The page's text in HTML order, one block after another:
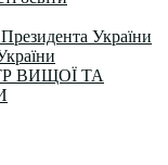
України
ВИЩОЇ ТА